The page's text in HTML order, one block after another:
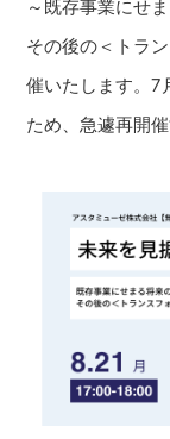
～既存事業にせ
その後の＜トラ
催いたします。7
ため、急遽再開